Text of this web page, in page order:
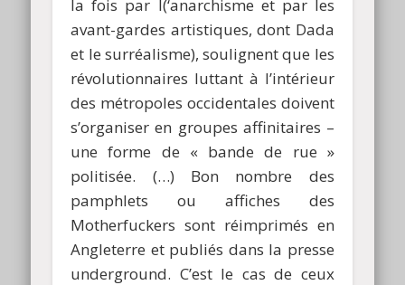
la fois par l(‘anarchisme et par les
avant-gardes artistiques, dont Dada
et le surréalisme), soulignent que les
révolutionnaires luttant à l’intérieur
des métropoles occidentales doivent
s’organiser en groupes affinitaires –
une forme de « bande de rue »
politisée. (…) Bon nombre des
pamphlets ou affiches des
Motherfuckers sont réimprimés en
Angleterre et publiés dans la presse
underground. C’est le cas de ceux